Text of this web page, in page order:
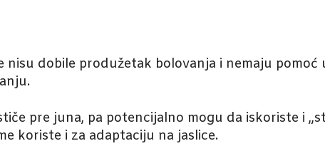
nisu dobile produžetak bolovanja i nemaju pomoć
pre juna, pa potencijalno mogu da iskoriste i
koriste i za adaptaciju na jaslice.